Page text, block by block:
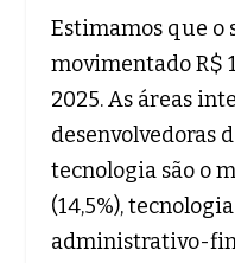
Estimamos que o
movimentado R$
2025. As áreas
desenvolvedoras
tecnologia são o
(14,5%),
administrativo-